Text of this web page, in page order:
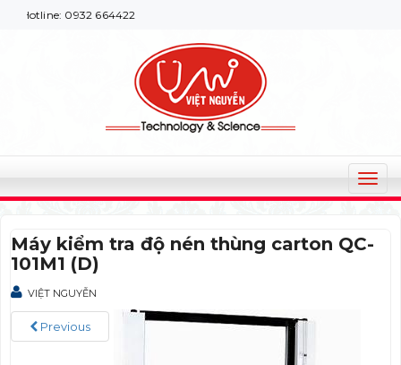
0932 664422
T
o
Máy kiểm tra độ nén thùng carton QC-
101M1 (D)
VIỆT NGUYỄN
Previous